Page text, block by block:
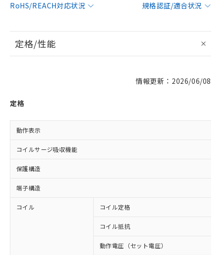
RoHS/REACH対応状況
規格認証/適合状況
定格/性能
情報更新：2026/06/08
定格
動作表示
コイルサージ吸収機能
保護構造
端子構造
コイル コイル定格
コイル抵抗
動作電圧（セット電圧）